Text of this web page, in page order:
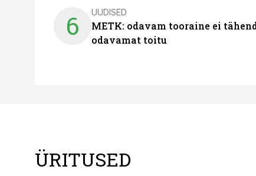
6 UUDISED
METK: odavam tooraine ei
odavamat toitu
ÜRITUSED